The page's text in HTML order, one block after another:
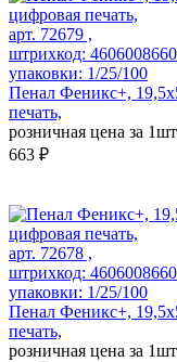
арт. 72679 ,
штрихкод:
упаковки: 1/25/100
Пенал Феникс+,
печать,
розничная цена за
663 ₽
арт. 72678 ,
штрихкод:
упаковки: 1/25/100
Пенал Феникс+,
печать,
розничная цена за